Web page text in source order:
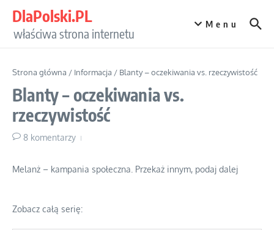
DlaPolski.PL
właściwa strona internetu
Menu
Strona główna / Informacja / Blanty – oczekiwania vs. rzeczywistość
Blanty – oczekiwania vs.
rzeczywistość
8 komentarzy
Melanż – kampania społeczna. Przekaż innym, podaj dalej
Zobacz całą serię: